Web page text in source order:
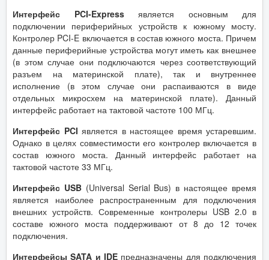
Интерфейс PCI-Expressявляется основным для
подключении периферийных устройств к южному мосту.
Контролер PCI-E включается в состав южного моста. Причем
данные периферийные устройства могут иметь как внешнее
(в этом случае они подключаются через соответствующий
разъем на материнской плате), так и внутреннее
исполнение (в этом случае они распаиваются в виде
отдельных микросхем на материнской плате). Данный
интерфейс работает на тактовой частоте 100 МГц.
Интерфейс PCI является в настоящее время устаревшим.
Однако в целях совместимости его контролер включается в
состав южного моста. Данный интерфейс работает на
тактовой частоте 33 МГц.
Интерфейс USB(Universal Serial Bus) в настоящее время
является наиболее распространенным для подключения
внешних устройств. Современные контролеры USB 2.0 в
составе южного моста поддерживают от 8 до 12 точек
подключения.
ИнтерфейсыSATA иIDE предназначены для подключения